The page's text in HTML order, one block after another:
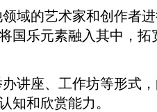
域的艺术家和创作者
国乐元素融入其中，拓
讲座、工作坊等形式
知和欣赏能力。